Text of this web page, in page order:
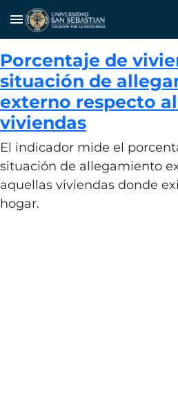
menu
Porcentaje de
situación de
externo respecto
viviendas
El indicador mide el
situación de allegamiento
aquellas viviendas donde
hogar.